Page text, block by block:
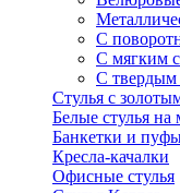
С
С мягким
С твердым
Стулья с
Белые стулья на
Банкетки и
Кресла-качалки
Офисные стулья